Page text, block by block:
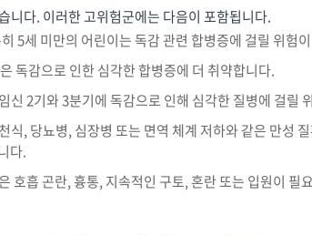
니다. 이러한 고위험군에는 다음이 포함됩니다.
5세 미만의 어린이는 독감 관련 합병증에 걸릴 위험
독감으로 인한 심각한 합병증에 더 취약합니다.
신 2기와 3분기에 독감으로 인해 심각한 질병에 걸릴
천식, 당뇨병, 심장병 또는 면역 체계 저하와 같은 만성
다.
호흡 곤란, 흉통, 지속적인 구토, 혼란 또는 입원이 필